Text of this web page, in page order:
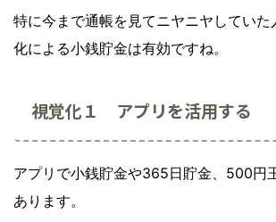
特に今まで通帳を見てニヤニヤしていた
化による小銭貯金は有効ですね。
視覚化１ アプリを活用する
アプリで小銭貯金や365日貯金、500円
あります。